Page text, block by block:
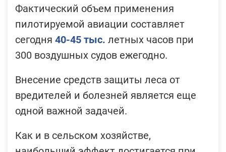
Фактический объем применения
пилотируемой авиации составляет
сегодня 40-45 тыс. летных часов при
300 воздушных судов ежегодно.
Внесение средств защиты леса от
вредителей и болезней является еще
одной важной задачей.
Как и в сельском хозяйстве,